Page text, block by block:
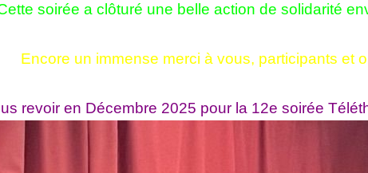
soirée a clôturé une belle action de solidarité
Encore un immense merci à vous, participants et
revoir en Décembre 2025 pour la 12e soirée